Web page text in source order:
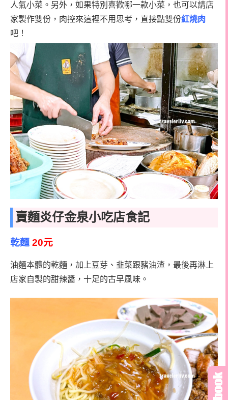
人氣小菜。 另外，如果特別喜歡哪一款小菜，也可以請店
家製作雙份，肉控來這裡不用思考，直接點雙份紅燒肉
吧！
賣麵炎仔金泉小吃店食記
乾麵 20元
油麵本體的乾麵，加上豆芽、韭菜跟豬油渣，最後再淋上
店家自製的甜辣醬，十足的古早風味。